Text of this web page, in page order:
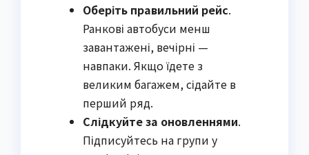
Оберіть правильний рейс.
Ранкові автобуси менш
завантажені, вечірні —
навпаки. Якщо їдете з
великим багажем, сідайте в
перший ряд.
Слідкуйте за оновленнями.
Підписуйтесь на групи у